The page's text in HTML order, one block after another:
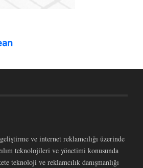
ve internet reklamcılığı üzerinde
teknolojileri ve yönetimi konusunda
teknoloji ve reklamcılık danışmanlığı